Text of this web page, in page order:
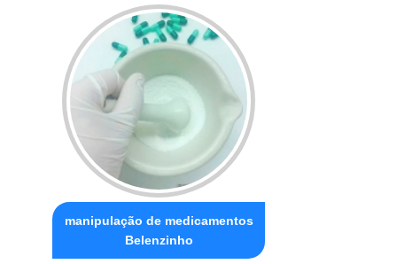
manipulação de medicamentos
Belenzinho